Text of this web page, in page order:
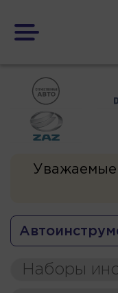
Уважаемые
Наборы